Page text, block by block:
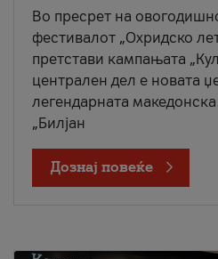
Во пресрет на
фестивалот „Охридско
претстави кампањата
централен дел е новата
легендарната
„Билјан
Дознај повеќе